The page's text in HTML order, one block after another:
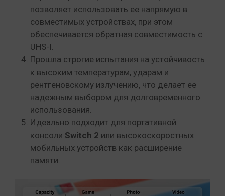
позволяет использовать ее напрямую в
совместимых устройствах, при этом
обеспечивается обратная совместимость с
UHS-I.
Прошла строгие испытания на устойчивость
к высоким температурам, ударам и
рентгеновскому излучению, что делает ее
надежным выбором для долговременного
использования.
Идеально подходит для портативной
консоли Switch 2 или высокоскоростных
мобильных устройств как расширение
памяти.